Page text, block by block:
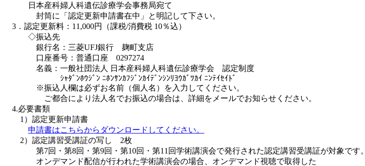
日本産科婦人科遺伝診療学会事務局宛て
封筒に「認定更新申請書在中」と明記して下さい。
3．認定更新料：11,000円（課税/消費税 10％込）
◇振込先
銀行名：三菱UFJ銀行 麹町支店
口座番号：普通口座 0297274
名義：一般社団法人 日本産科婦人科遺伝診療学会 認定制度
ｼｬﾀﾞﾝﾎｳｼﾞﾝ ﾆﾎﾝｻﾝｶﾌｼﾞﾝｶｲﾃﾞﾝｼﾝﾘﾖｳｶﾞﾂｶｲ ﾆﾝﾃｲｾｲﾄﾞ
※振込人欄は必ずお名前（個人名）を入力してください。
ご都合により法人名でお振込の場合は、詳細をメールでお知らせください。
4.必要書類
1）認定更新申請書
申請書はこちらからダウンロードしてください。
2）認定講習受講証の写し 2枚
第7回・第8回・第9回・第10回・第11回学術講演会で発行された認定講習受講証が対象です。
オンデマンド配信が行われた学術講演会の場合、オンデマンド視聴で取得した